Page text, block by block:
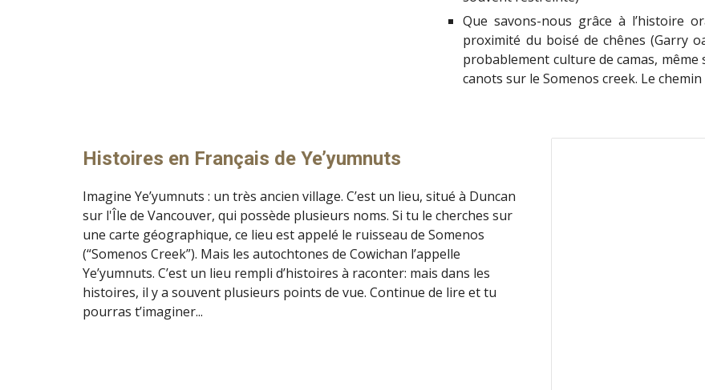
Que savons-nous grâce à l’histoire
proximité du boisé de chênes (Garry
probablement culture de camas,
canots sur le Somenos creek. Le
Histoires en Français de Ye’yumnuts
Imagine Ye’yumnuts : un très ancien village. C’est un lieu, situé à Duncan
sur l'Île de Vancouver, qui possède plusieurs noms. Si tu le cherches sur
une carte géographique, ce lieu est appelé le ruisseau de Somenos
(“Somenos Creek”). Mais les autochtones de Cowichan l’appelle
Ye’yumnuts. C’est un lieu rempli d’histoires à raconter: mais dans les
histoires, il y a souvent plusieurs points de vue. Continue de lire et tu
pourras t’imaginer...